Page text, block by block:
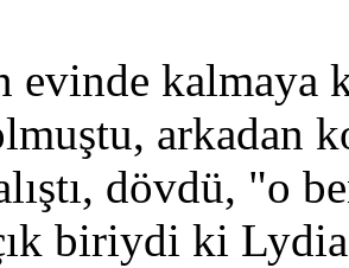
evinde
arkadan
dövdü, "o
biriydi ki